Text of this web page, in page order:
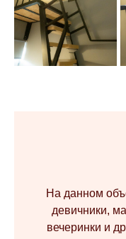
На данном
девичники,
вечеринки и